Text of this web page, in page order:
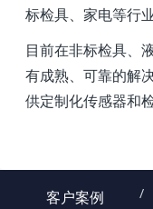
标检具、家电等行业
目前在非标检具、
有成熟、可靠的解
供定制化传感器和
客户案例